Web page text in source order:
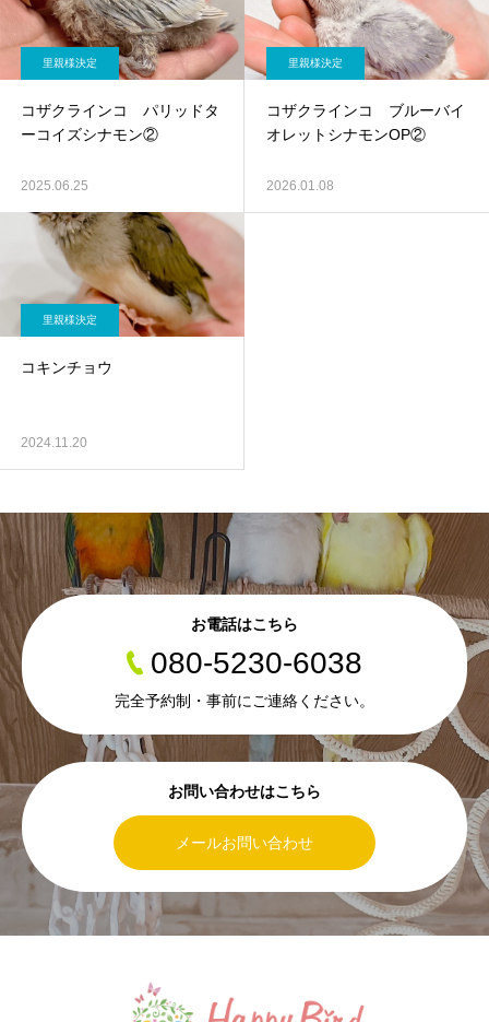
里親様決定
コザクラインコ パリッドタ
ーコイズシナモン②
2025.06.25
里親様決定
コザクラインコ ブルーバイ
オレットシナモンOP②
2026.01.08
里親様決定
コキンチョウ
2024.11.20
お問い合わせはこちら
メールお問い合わせ
お電話はこちら
080-5230-6038
完全予約制・事前にご連絡ください。